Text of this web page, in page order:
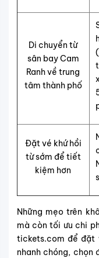
Di chuyển từ
sân bay Cam
Ranh về trung
tâm thành phố
Đặt vé khứ hồi
từ sớm để tiết
kiệm hơn
Những mẹo trên
mà còn tối ưu chi
tickets.com để đặt
nhanh chóng, chọn